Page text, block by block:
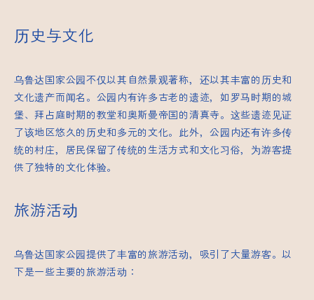
历史与文化
乌鲁达国家公园不仅以其自然景观著称，还以其丰富的历史和
文化遗产而闻名。公园内有许多古老的遗迹，如罗马时期的城
堡、拜占庭时期的教堂和奥斯曼帝国的清真寺。这些遗迹见证
了该地区悠久的历史和多元的文化。此外，公园内还有许多传
统的村庄，居民保留了传统的生活方式和文化习俗，为游客提
供了独特的文化体验。
旅游活动
乌鲁达国家公园提供了丰富的旅游活动，吸引了大量游客。以
下是一些主要的旅游活动：